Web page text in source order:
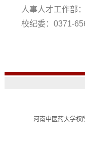
人事人才工作部
校纪委：0371-
河南中医药大学权